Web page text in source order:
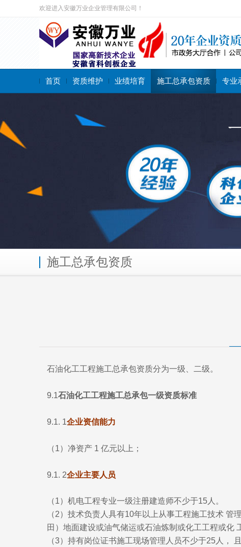
欢迎进入安徽万业企业管理有限公司！
首页 资质维护 业绩培育 施工总承包资质 专业
搜索关键字： 施工总承包资质 专业承包资质 施工劳务资质
施工总承包资质
石油化工工程施工总承包资质分为一级、二级。
9.1石油化工工程施工总承包一级资质标准
9.1. 1企业资信能力
（1）净资产 1 亿元以上；
9.1. 2企业主要人员
（1）机电工程专业一级注册建造师不少于15人。
（2）技术负责人具有10年以上从事工程施工技术
田）地面建设或油气储运或石油炼制或化工工程或化
（3）持有岗位证书施工现场管理人员不少于25人，